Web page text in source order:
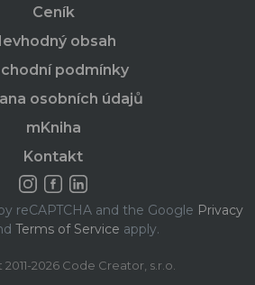
Ceník
obsah
podmínky
osobních údajů
mKniha
Kontakt
reCAPTCHA and the Google Privacy
Terms of Service apply.
2026 Code Creator, s.r.o.